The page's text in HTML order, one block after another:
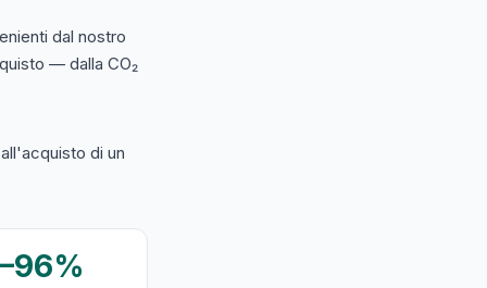
dal nostro
— dalla CO₂
di un